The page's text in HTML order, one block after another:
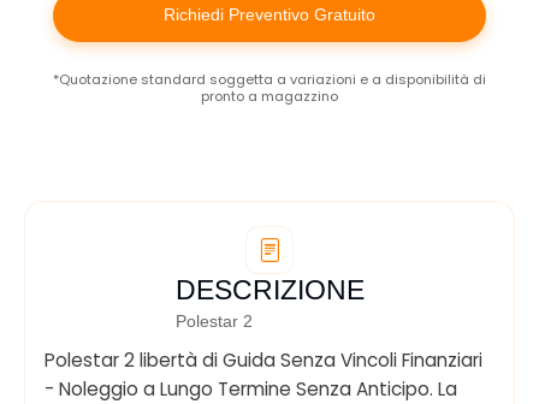
Richiedi Preventivo Gratuito
*Quotazione standard soggetta a variazioni e a disponibilità di
pronto a magazzino
DESCRIZIONE
Polestar 2
Polestar 2 libertà di Guida Senza Vincoli Finanziari
- Noleggio a Lungo Termine Senza Anticipo. La